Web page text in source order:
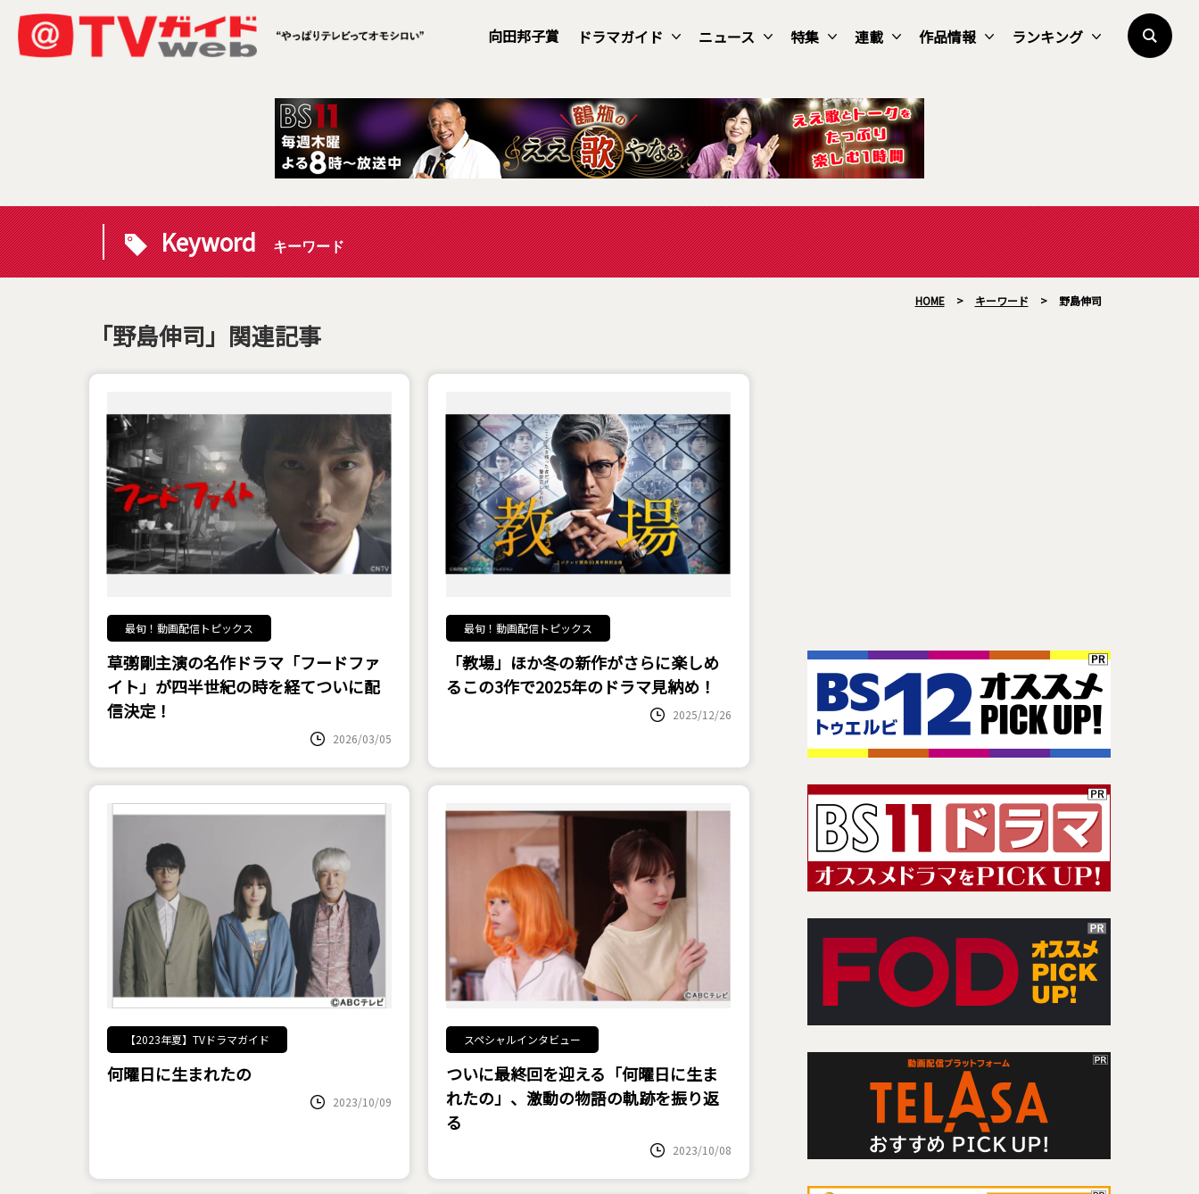
向田邦子賞 ドラマガイド ニュース 特集 連載 作品情報 ランキング
Keyword キーワード
HOME > キーワード > 野島伸司
「野島伸司」関連記事
最旬！動画配信トピックス
草彅剛主演の名作ドラマ「フードファ
イト」が四半世紀の時を経てついに配
信決定！
2026/03/05
最旬！動画配信トピックス
「教場」ほか冬の新作がさらに楽しめ
るこの3作で2025年のドラマ見納め！
2025/12/26
【2023年夏】TVドラマガイド
何曜日に生まれたの
2023/10/09
スペシャルインタビュー
ついに最終回を迎える「何曜日に生ま
れたの」、激動の物語の軌跡を振り返
る
2023/10/08